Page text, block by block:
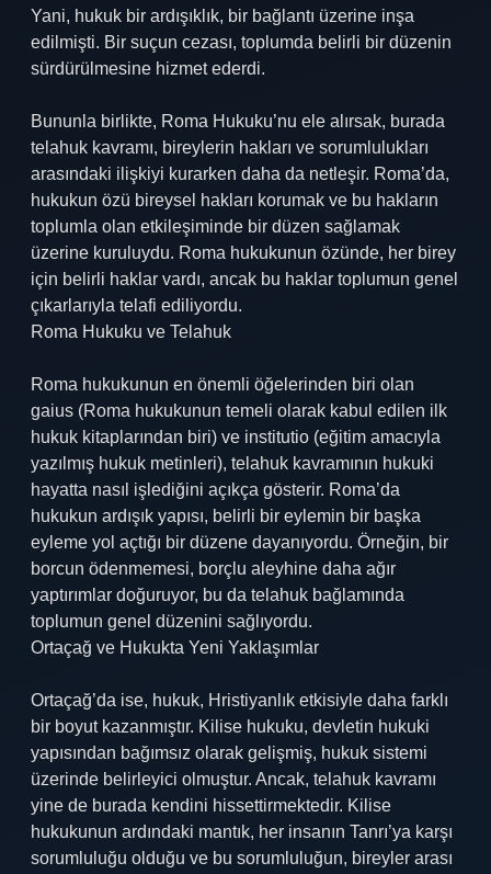
Yani, hukuk bir ardışıklık, bir bağlantı üzerine inşa
edilmişti. Bir suçun cezası, toplumda belirli bir düzenin
sürdürülmesine hizmet ederdi.
Bununla birlikte, Roma Hukuku’nu ele alırsak, burada
telahuk kavramı, bireylerin hakları ve sorumlulukları
arasındaki ilişkiyi kurarken daha da netleşir. Roma’da,
hukukun özü bireysel hakları korumak ve bu hakların
toplumla olan etkileşiminde bir düzen sağlamak
üzerine kuruluydu. Roma hukukunun özünde, her birey
için belirli haklar vardı, ancak bu haklar toplumun genel
çıkarlarıyla telafi ediliyordu.
Roma Hukuku ve Telahuk
Roma hukukunun en önemli öğelerinden biri olan
gaius (Roma hukukunun temeli olarak kabul edilen ilk
hukuk kitaplarından biri) ve institutio (eğitim amacıyla
yazılmış hukuk metinleri), telahuk kavramının hukuki
hayatta nasıl işlediğini açıkça gösterir. Roma’da
hukukun ardışık yapısı, belirli bir eylemin bir başka
eyleme yol açtığı bir düzene dayanıyordu. Örneğin, bir
borcun ödenmemesi, borçlu aleyhine daha ağır
yaptırımlar doğuruyor, bu da telahuk bağlamında
toplumun genel düzenini sağlıyordu.
Ortaçağ ve Hukukta Yeni Yaklaşımlar
Ortaçağ’da ise, hukuk, Hristiyanlık etkisiyle daha farklı
bir boyut kazanmıştır. Kilise hukuku, devletin hukuki
yapısından bağımsız olarak gelişmiş, hukuk sistemi
üzerinde belirleyici olmuştur. Ancak, telahuk kavramı
yine de burada kendini hissettirmektedir. Kilise
hukukunun ardındaki mantık, her insanın Tanrı’ya karşı
sorumluluğu olduğu ve bu sorumluluğun, bireyler arası